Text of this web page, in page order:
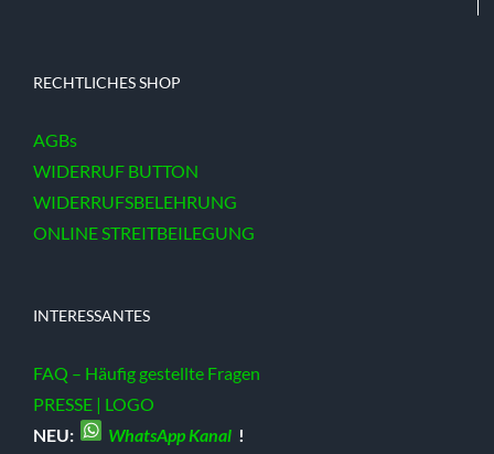
RECHTLICHES SHOP
AGBs
WIDERRUF BUTTON
WIDERRUFSBELEHRUNG
ONLINE STREITBEILEGUNG
INTERESSANTES
FAQ – Häufig gestellte Fragen
PRESSE | LOGO
NEU:
WhatsApp Kanal !